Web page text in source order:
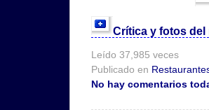
Crítica y fotos del
Leído 37,985 veces
Publicado en
No hay comentarios